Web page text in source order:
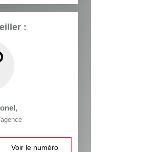
:
,
Voir le numéro